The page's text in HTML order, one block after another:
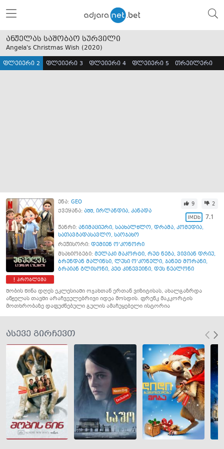
ანჟელას საშობაო სურვილი
Angela's Christmas Wish (2020)
ფლეიერი 2 ფლეიერი 3 ფლეიერი 4 ფლეიერი 5 თრეილერი
პრობლემა
ენა: GEO
ქვეყანა: აშშ, ირლანდია, კანადა
9 2
7.1
ჟანრი: ანიმაციური, საახალწლო, დრამა, კომედია,
სათავგადასავლო, საოჯახო
რეჟისორი: დემიენ ო'კონორი
მსახიობები: მელაკი მაკორტი, რუტ ნეგა, ვივიან დრიუ,
ბრენდან მალინსი, ლუსი ო'კონელი, ჯანეტ მორანი,
ბრაიან გლისონი, პეტ კინევეინი, დეს ნეალონი
შობის წინა დღეს ეკლესიაში ოჯახთან ერთან ვიზიტისას, ახალგაზრდა
ანჟელას თავში არაჩვეულებრივი იდეა მოსდის. ფრენკ მაკკორტის
მოთხრობაზე დაფუძნებული გულის ამაჩუყებელი ისტორია
ასევე გირჩევთ